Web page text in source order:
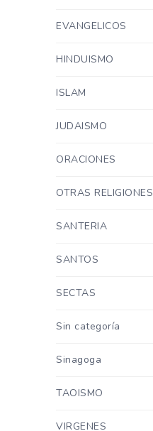
EVANGELICOS
HINDUISMO
ISLAM
JUDAISMO
ORACIONES
OTRAS RELIGIONES
SANTERIA
SANTOS
SECTAS
Sin categoría
Sinagoga
TAOISMO
VIRGENES